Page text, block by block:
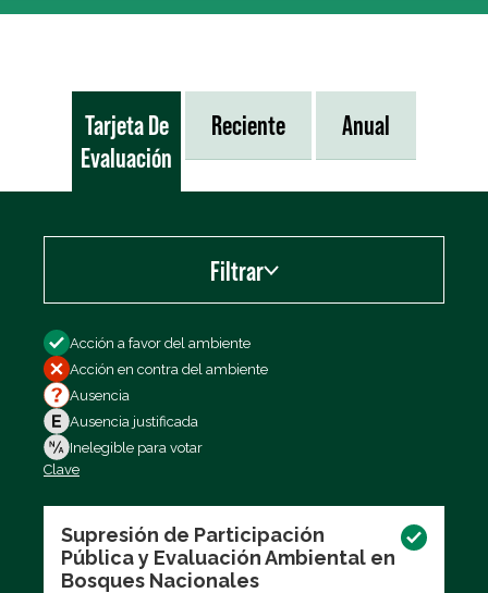
Tarjeta De
Evaluación
Reciente Anual
Filtrar
Filtrar por
Acción a favor del ambiente
Acción en contra del ambiente
Ausencia
Ausencia justificada
Inelegible para votar
Clave
Supresión de Participación
Pública y Evaluación Ambiental en
Bosques Nacionales